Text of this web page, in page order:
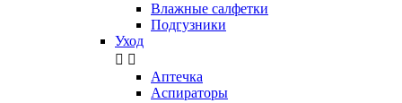
Влажные салфетки
Подгузники
Уход
 
Аптечка
Аспираторы